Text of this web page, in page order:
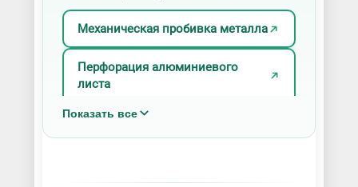
Механическая пробивка металла
Перфорация алюминиевого
листа
Показать все